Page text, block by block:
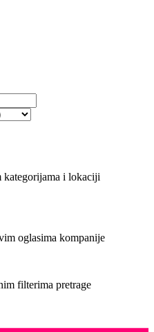
kategorijama i lokaciji
oglasima kompanije
filterima pretrage